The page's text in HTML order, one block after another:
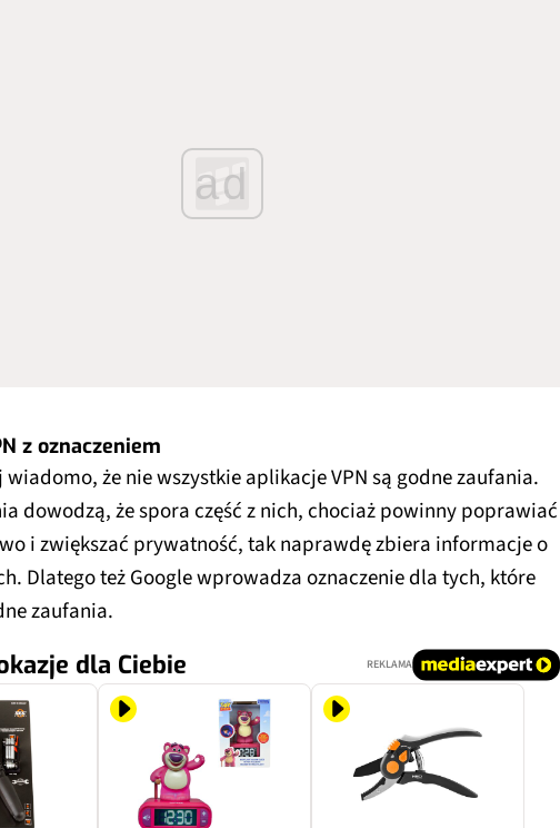
ad
z oznaczeniem
że nie wszystkie aplikacje VPN są godne zaufania.
dowodzą, że spora część z nich, chociaż powinny poprawiać
i zwiększać prywatność, tak naprawdę zbiera informacje o
Dlatego też Google wprowadza oznaczenie dla tych, które
zaufania.
dla Ciebie REKLAMA